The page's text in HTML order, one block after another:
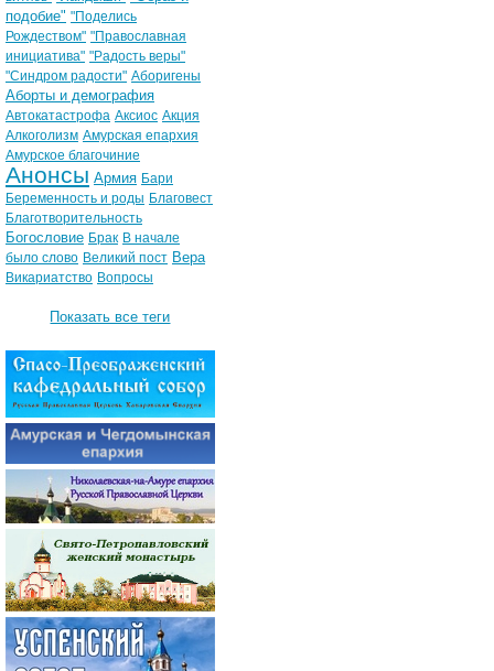
подобие" "Поделись
Рождеством" "Православная
инициатива" "Радость веры"
"Синдром радости" Аборигены
Аборты и демография
Автокатастрофа Аксиос Акция
Алкоголизм Амурская епархия
Амурское благочиние
Анонсы Армия Бари
Беременность и роды Благовест
Благотворительность
Богословие Брак В начале
было слово Великий пост Вера
Викариатство Вопросы
Показать все теги